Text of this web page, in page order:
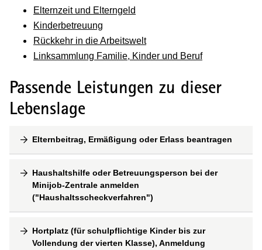
Elternzeit und Elterngeld
Kinderbetreuung
Rückkehr in die Arbeitswelt
Linksammlung Familie, Kinder und Beruf
Passende Leistungen zu dieser
Lebenslage
Elternbeitrag, Ermäßigung oder Erlass beantragen
Haushaltshilfe oder Betreuungsperson bei der
Minijob-Zentrale anmelden
("Haushaltsscheckverfahren")
Hortplatz (für schulpflichtige Kinder bis zur
Vollendung der vierten Klasse), Anmeldung